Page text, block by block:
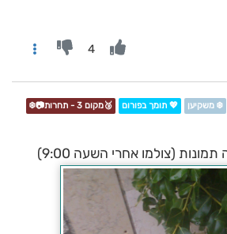
4
❄️ משקיען 💖 תומך בפורום 🥉מקום 3 - תחרות📷❄️
(צולמו אחרי השעה 9:00)